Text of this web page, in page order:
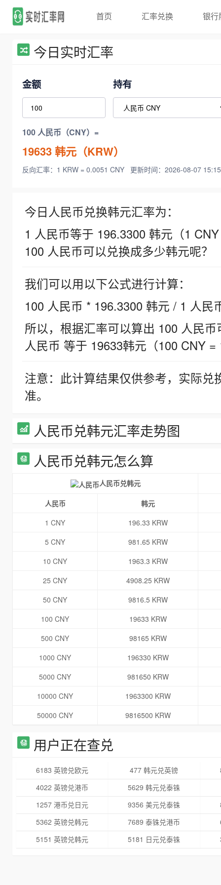
首页 汇率兑换 银行
今日实时汇率
金额 持有
100 人民币（CNY）=
19633韩元（KRW）
反向汇率：1 KRW = 0.0051 CNY 更新时间：2026-08-07
今日人民币兑换韩元汇率为：
1 人民币等于 196.3300 韩元（1
100 人民币可以兑换成多少韩元呢？
我们可以用以下公式进行计算：
100 人民币 * 196.3300 韩元 / 1 人民
所以，根据汇率可以算出 100 人民
人民币 等于 19633韩元（100 CNY =
注意：此计算结果仅供参考，实际
准。
人民币兑韩元汇率走势图
人民币兑韩元怎么算
人民币兑韩元
人民币
韩元
1 CNY
196.33 KRW
5 CNY
981.65 KRW
10 CNY
1963.3 KRW
25 CNY
4908.25 KRW
50 CNY
9816.5 KRW
100 CNY
19633 KRW
500 CNY
98165 KRW
1000 CNY
196330 KRW
5000 CNY
981650 KRW
10000 CNY
1963300 KRW
50000 CNY
9816500 KRW
用户正在查兑
6183 英镑兑欧元 477 韩元兑英镑
4022 英镑兑港币
5629 韩元兑泰铢
1257 港币兑日元
9356 美元兑泰铢
5362 英镑兑韩元
7689 泰铢兑港币
5151 英镑兑韩元
5181 日元兑泰铢